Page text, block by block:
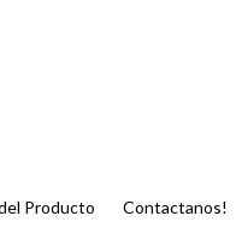
Producto Contactanos!